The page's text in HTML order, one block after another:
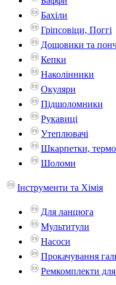
Бахіли
Гріпсовіци, Поггі
Дощовики та
Кепки
Наколінники
Окуляри
Підшоломники
Рукавиці
Утеплювачі
Шкарпетки,
Шоломи
Інструменти та Хімія
Для ланцюга
Мультитули
Насоси
Прокачування
Ремкомплекти